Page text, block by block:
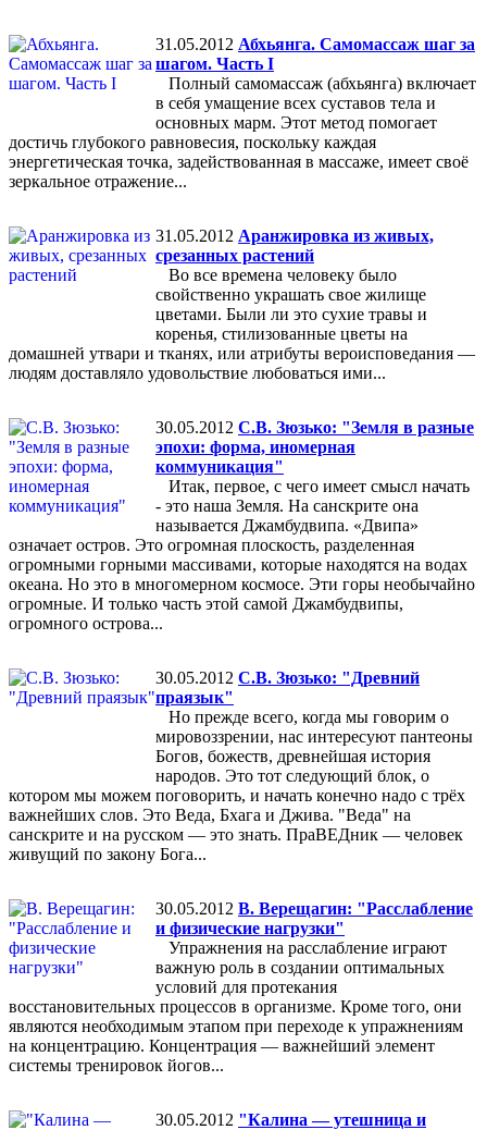
31.05.2012 Абхьянга. Самомассаж шаг за
шагом. Часть I
Полный самомассаж (абхьянга) включает
в себя умащение всех суставов тела и
основных марм. Этот метод помогает
достичь глубокого равновесия, поскольку каждая
энергетическая точка, задействованная в массаже, имеет своё
зеркальное отражение...
31.05.2012 Аранжировка из живых,
срезанных растений
Во все времена человеку было
свойственно украшать свое жилище
цветами. Были ли это сухие травы и
коренья, стилизованные цветы на
домашней утвари и тканях, или атрибуты вероисповедания —
людям доставляло удовольствие любоваться ими...
30.05.2012 С.В. Зюзько: "Земля в разные
эпохи: форма, иномерная
коммуникация"
Итак, первое, с чего имеет смысл начать
- это наша Земля. На санскрите она
называется Джамбудвипа. «Двипа»
означает остров. Это огромная плоскость, разделенная
огромными горными массивами, которые находятся на водах
океана. Но это в многомерном космосе. Эти горы необычайно
огромные. И только часть этой самой Джамбудвипы,
огромного острова...
30.05.2012 С.В. Зюзько: "Древний
праязык"
Но прежде всего, когда мы говорим о
мировоззрении, нас интересуют пантеоны
Богов, божеств, древнейшая история
народов. Это тот следующий блок, о
котором мы можем поговорить, и начать конечно надо с трёх
важнейших слов. Это Веда, Бхага и Джива. "Веда" на
санскрите и на русском — это знать. ПраВЕДник — человек
живущий по закону Бога...
30.05.2012 В. Верещагин: "Расслабление
и физические нагрузки"
Упражнения на расслабление играют
важную роль в создании оптимальных
условий для протекания
восстановительных процессов в организме. Кроме того, они
являются необходимым этапом при переходе к упражнениям
на концентрацию. Концентрация — важнейший элемент
системы тренировок йогов...
30.05.2012 "Калина — утешница и